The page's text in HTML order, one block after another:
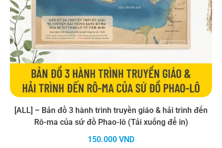
[ALL] – Bản đồ 3 hành trình truyền giáo & hải trình đến
Rô-ma của sứ đồ Phao-lô (Tải xuống để in)
150.000 VND